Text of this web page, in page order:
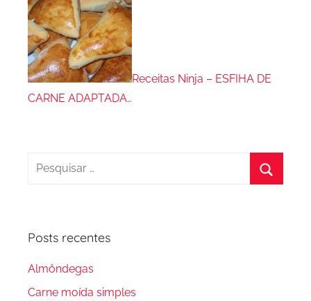
Receitas Ninja – ESFIHA DE
CARNE ADAPTADA…
Pesquisar
Posts recentes
Almôndegas
Carne moída simples